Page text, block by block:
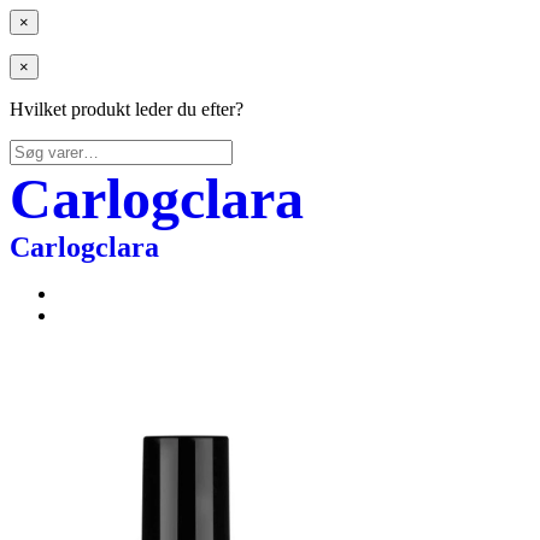
×
×
Hvilket produkt leder du efter?
Søg
efter:
Carlogclara
Carlogclara